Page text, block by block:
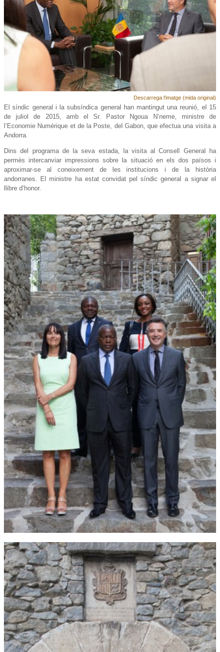
Descarrega l'imatge (mida original)
El síndic general i la subsíndica general han mantingut una reunió, el 15
de juliol de 2015, amb el Sr. Pastor Ngoua N’neme, ministre de
l’Economie Numérique et de la Poste, del Gabon, que efectua una visita a
Andorra.
Dins del programa de la seva estada, la visita al Consell General ha
permès intercanviar impressions sobre la situació en els dos països i
aproximar-se al coneixement de les institucions i de la història
andorranes. El ministre ha estat convidat pel síndic general a signar el
llibre d’honor.